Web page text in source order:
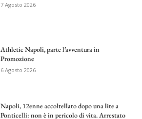
7 Agosto 2026
Athletic Napoli, parte l’avventura in
Promozione
6 Agosto 2026
Napoli, 12enne accoltellato dopo una lite a
Ponticelli: non è in pericolo di vita. Arrestato